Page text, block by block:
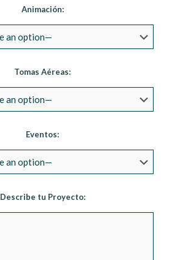
Animación:
Tomas Aéreas:
Eventos:
Describe tu Proyecto: